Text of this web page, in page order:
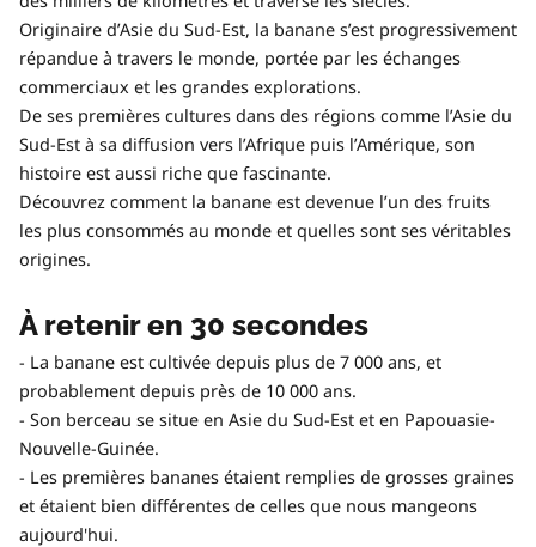
Originaire d’Asie du Sud-Est, la banane s’est progressivement
répandue à travers le monde, portée par les échanges
commerciaux et les grandes explorations.
De ses premières cultures dans des régions comme l’Asie du
Sud-Est à sa diffusion vers l’Afrique puis l’Amérique, son
histoire est aussi riche que fascinante.
Découvrez comment la banane est devenue l’un des fruits
les plus consommés au monde et quelles sont ses véritables
origines.
À retenir en 30 secondes
- La banane est cultivée depuis plus de 7 000 ans, et
probablement depuis près de 10 000 ans.
- Son berceau se situe en Asie du Sud-Est et en Papouasie-
Nouvelle-Guinée.
- Les premières bananes étaient remplies de grosses graines
et étaient bien différentes de celles que nous mangeons
aujourd'hui.